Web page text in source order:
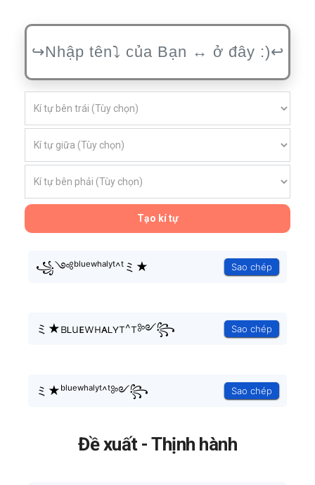
Tạo kí tự
꧁༺ᵇˡᵘᵉʷʰᵃˡʸᵗ^ᵗミ★ Sao chép
ミ★ʙʟuᴇwнᴀʟʏт^т༻꧂ Sao chép
ミ★ᵇˡᵘᵉʷʰᵃˡʸᵗ^ᵗ༻꧂ Sao chép
Đề xuất - Thịnh hành